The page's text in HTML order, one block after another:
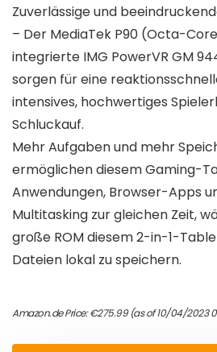
Zuverlässige und
– Der MediaTek P90 (Octa-
integrierte IMG PowerVR GM
sorgen für eine
intensives, hochwertiges
Schluckauf.
Mehr Aufgaben und mehr
ermöglichen diesem Gaming-
Anwendungen, Browser-Apps
Multitasking zur gleichen Zeit,
große ROM diesem 2-in-1-
Dateien lokal zu speichern.
Amazon.de Price:€275.99(as of 10/04/2023